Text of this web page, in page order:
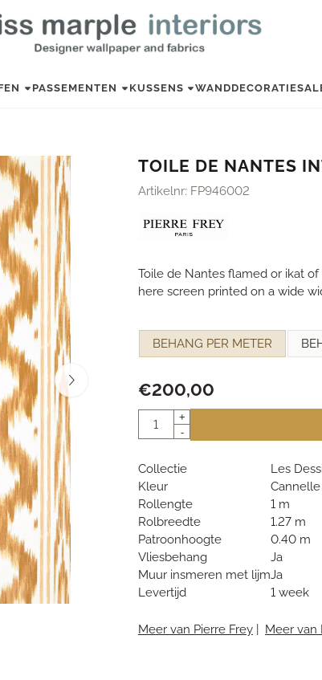
PASSEMENTEN KUSSENS WANDDECORATIE
TOILE DE NANTES
Artikelnr: FP946002
Toile de Nantes flamed or ikat
here screen printed on a wide
BEHANG PER METER
€200,00
Aantal
+
-
Collectie
Les
Kleur
Cannelle
Rollengte
1 m
Rolbreedte
1.27 m
Patroonhoogte
0.40 m
Vliesbehang
Ja
Muur insmeren met lijmJa
Levertijd
1 week
Meer van Pierre Frey| Meer van